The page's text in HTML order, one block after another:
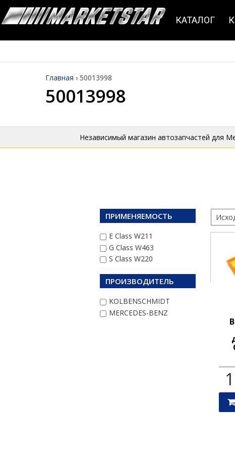
КАТАЛОГ
Главная › 50013998
50013998
Независимый магазин автозапчастей для
ПРИМЕНЯЕМОСТЬ
E Class W211
G Class W463
S Class W220
ПРОИЗВОДИТЕЛЬ
KOLBENSCHMIDT
MERCEDES-BENZ